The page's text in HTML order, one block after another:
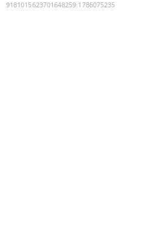
9181015623701648259:1786075235